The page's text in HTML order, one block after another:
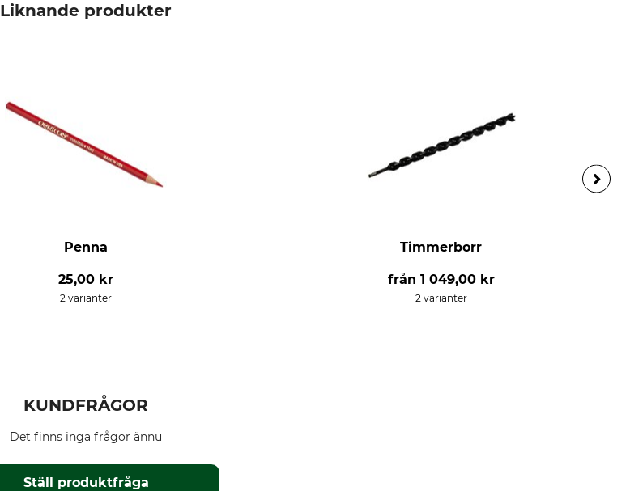
Liknande produkter
Penna
25,00 kr
2 varianter
Timmerborr
från 1 049,00 kr
2 varianter
KUNDFRÅGOR
Ställ produktfråga
Det finns inga frågor ännu